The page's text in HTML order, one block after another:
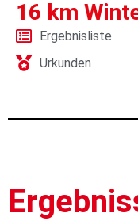
16 km
Ergebnisliste
Urkunden